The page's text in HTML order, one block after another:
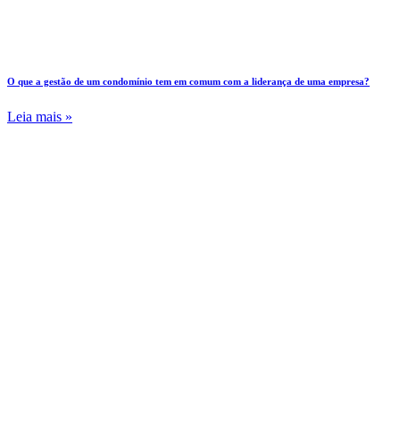
O que a gestão de um condomínio tem em comum com a liderança de uma empresa?
Leia mais »